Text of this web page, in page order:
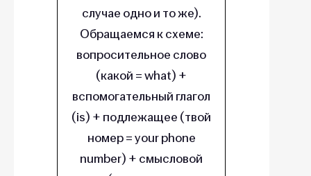
случае одно и то же).
Обращаемся к схеме:
вопросительное слово
(какой = what) +
вспомогательный глагол
(is) + подлежащее (твой
номер = your phone
number) + смысловой